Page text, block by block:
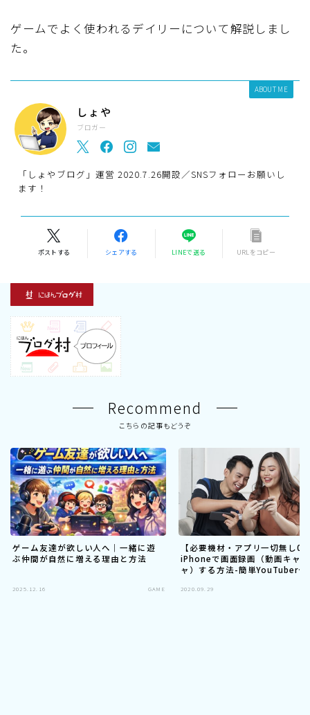
ゲームでよく使われるデイリーについて解説しまし
た。
ABOUT ME
しょや
ブロガー
「しょやブログ」運営 2020.7.26開設／SNSフォローお願いし
ます！
ポストする シェアする LINEで送る URLをコピー
Recommend
こちらの記事もどうぞ
ゲーム友達が欲しい人へ｜一緒に遊
ぶ仲間が自然に増える理由と方法
2025.12.16 GAME
【必要機材・アプリ一切無し0
iPhoneで画面録画（動画キャ
ャ）する方法-簡単YouTuberデ
2020.09.29